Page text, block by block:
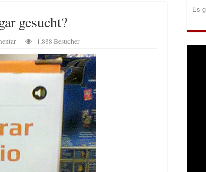
gesucht?
1,888 Besucher
Es